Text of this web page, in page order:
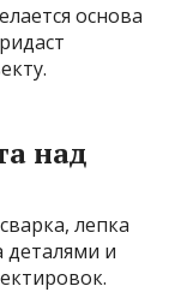
основа
над
лепка
деталями и